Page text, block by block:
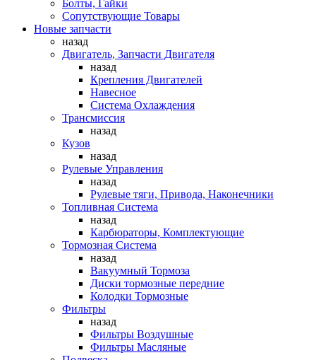
Болты, Гайки
Сопутствующие Товары
Новые запчасти
назад
Двигатель, Запчасти Двигателя
назад
Крепления Двигателей
Навесное
Система Охлаждения
Трансмиссия
назад
Кузов
назад
Рулевые Управления
назад
Рулевые тяги, Привода, Наконечники
Топливная Система
назад
Карбюраторы, Комплектующие
Тормозная Система
назад
Вакуумный Тормоза
Диски тормозные передние
Колодки Тормозные
Фильтры
назад
Фильтры Воздушные
Фильтры Масляные